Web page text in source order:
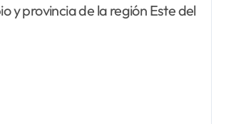
y provincia de la región Este del